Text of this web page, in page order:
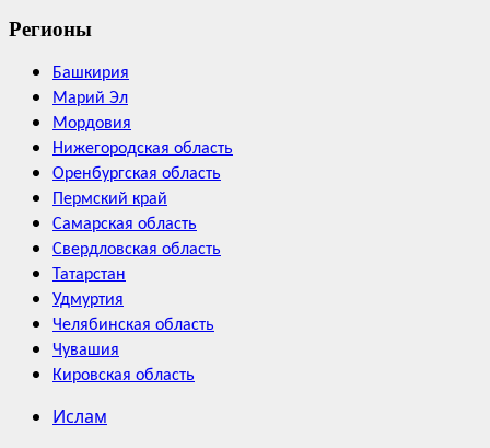
Регионы
Башкирия
Марий Эл
Мордовия
Нижегородская область
Оренбургская область
Пермский край
Самарская область
Свердловская область
Татарстан
Удмуртия
Челябинская область
Чувашия
Кировская область
Ислам